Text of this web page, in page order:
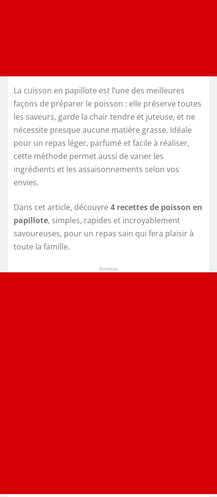
La cuisson en papillote est l’une des meilleures
façons de préparer le poisson : elle préserve toutes
les saveurs, garde la chair tendre et juteuse, et ne
nécessite presque aucune matière grasse. Idéale
pour un repas léger, parfumé et facile à réaliser,
cette méthode permet aussi de varier les
ingrédients et les assaisonnements selon vos
envies.
Dans cet article, découvre 4 recettes de poisson en
papillote, simples, rapides et incroyablement
savoureuses, pour un repas sain qui fera plaisir à
toute la famille.
Annonce